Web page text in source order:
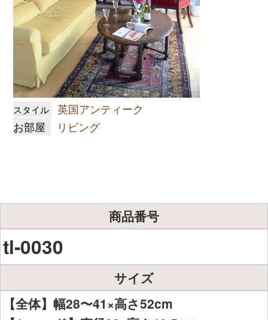
スタイル
英国アンティーク
お部屋
リビング
商品番号
tl-0030
サイズ
【全体】幅28〜41×高さ52cm